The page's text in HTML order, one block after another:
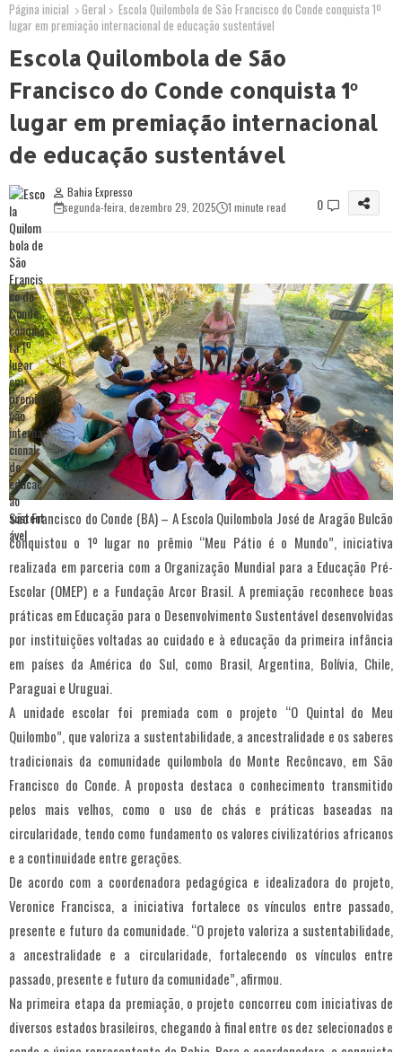
Página inicial Geral
Escola Quilombola de São Francisco do Conde conquista 1º
lugar em premiação internacional de educação sustentável
Escola Quilombola de São
Francisco do Conde conquista 1º
lugar em premiação internacional
de educação sustentável
Bahia Expresso
segunda-feira, dezembro 29, 2025
1 minute read 0
São Francisco do Conde (BA) – A Escola Quilombola José de Aragão Bulcão
conquistou o 1º lugar no prêmio “Meu Pátio é o Mundo”, iniciativa
realizada em parceria com a Organização Mundial para a Educação Pré-
Escolar (OMEP) e a Fundação Arcor Brasil. A premiação reconhece boas
práticas em Educação para o Desenvolvimento Sustentável desenvolvidas
por instituições voltadas ao cuidado e à educação da primeira infância
em países da América do Sul, como Brasil, Argentina, Bolívia, Chile,
Paraguai e Uruguai.
A unidade escolar foi premiada com o projeto “O Quintal do Meu
Quilombo”, que valoriza a sustentabilidade, a ancestralidade e os saberes
tradicionais da comunidade quilombola do Monte Recôncavo, em São
Francisco do Conde. A proposta destaca o conhecimento transmitido
pelos mais velhos, como o uso de chás e práticas baseadas na
circularidade, tendo como fundamento os valores civilizatórios africanos
e a continuidade entre gerações.
De acordo com a coordenadora pedagógica e idealizadora do projeto,
Veronice Francisca, a iniciativa fortalece os vínculos entre passado,
presente e futuro da comunidade. “O projeto valoriza a sustentabilidade,
a ancestralidade e a circularidade, fortalecendo os vínculos entre
passado, presente e futuro da comunidade”, afirmou.
Na primeira etapa da premiação, o projeto concorreu com iniciativas de
diversos estados brasileiros, chegando à final entre os dez selecionados e